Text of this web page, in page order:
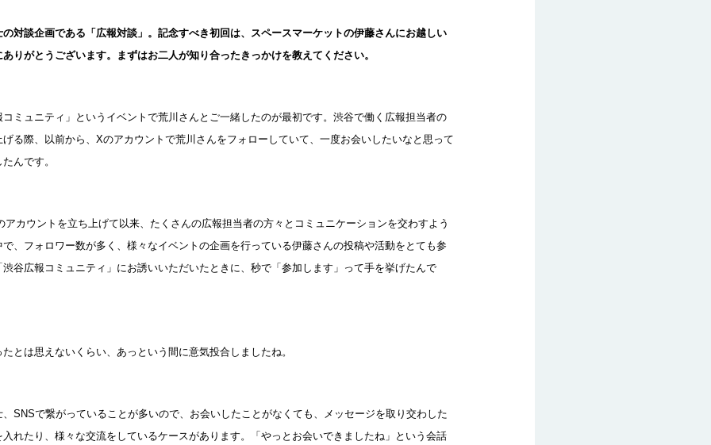
対談企画である「広報対談」。記念すべき初回は、スペースマーケットの伊藤さんにお越しい
りがとうございます。まずはお二人が知り合ったきっかけを教えてください。
ミュニティ」というイベントで荒川さんとご一緒したのが最初です。渋谷で働く広報担当者の
る際、以前から、Xのアカウントで荒川さんをフォローしていて、一度お会いしたいなと思って
んです。
アカウントを立ち上げて以来、たくさんの広報担当者の方々とコミュニケーションを交わすよう
、フォロワー数が多く、様々なイベントの企画を行っている伊藤さんの投稿や活動をとても参
谷広報コミュニティ」にお誘いいただいたときに、秒で「参加します」って手を挙げたんで
とは思えないくらい、あっという間に意気投合しましたね。
SNSで繋がっていることが多いので、お会いしたことがなくても、メッセージを取り交わした
れたり、様々な交流をしているケースがあります。「やっとお会いできましたね」という会話